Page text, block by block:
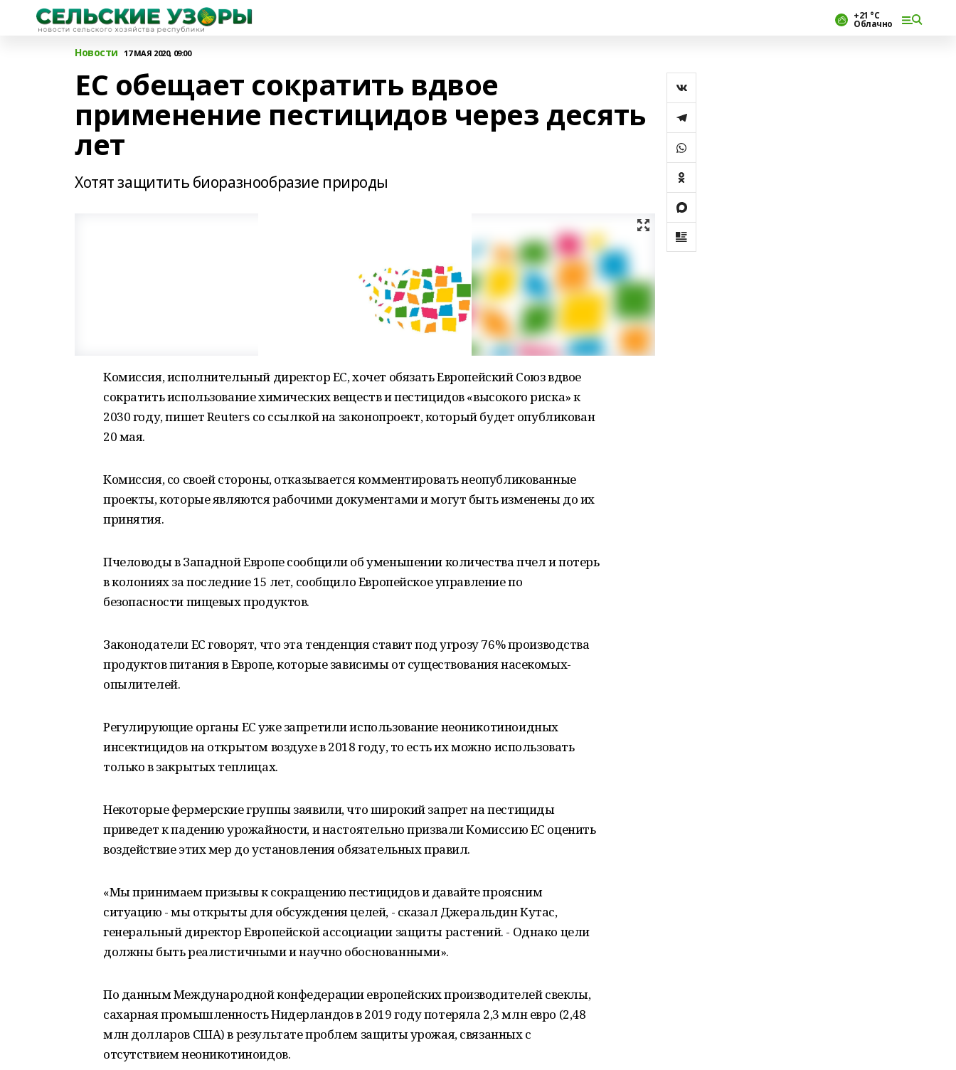
+21 °С
Облачно
Новости 17 МАЯ 2020, 09:00
ЕС обещает сократить вдвое
применение пестицидов через десять
лет
Хотят защитить биоразнообразие природы
Комиссия, исполнительный директор ЕС, хочет обязать Европейский Союз вдвое
сократить использование химических веществ и пестицидов «высокого риска» к
2030 году, пишет Reuters со ссылкой на законопроект, который будет опубликован
20 мая.
Комиссия, со своей стороны, отказывается комментировать неопубликованные
проекты, которые являются рабочими документами и могут быть изменены до их
принятия.
Пчеловоды в Западной Европе сообщили об уменьшении количества пчел и потерь
в колониях за последние 15 лет, сообщило Европейское управление по
безопасности пищевых продуктов.
Законодатели ЕС говорят, что эта тенденция ставит под угрозу 76% производства
продуктов питания в Европе, которые зависимы от существования насекомых-
опылителей.
Регулирующие органы ЕС уже запретили использование неоникотиноидных
инсектицидов на открытом воздухе в 2018 году, то есть их можно использовать
только в закрытых теплицах.
Некоторые фермерские группы заявили, что широкий запрет на пестициды
приведет к падению урожайности, и настоятельно призвали Комиссию ЕС оценить
воздействие этих мер до установления обязательных правил.
«Мы принимаем призывы к сокращению пестицидов и давайте проясним
ситуацию - мы открыты для обсуждения целей, - сказал Джеральдин Кутас,
генеральный директор Европейской ассоциации защиты растений. - Однако цели
должны быть реалистичными и научно обоснованными».
По данным Международной конфедерации европейских производителей свеклы,
сахарная промышленность Нидерландов в 2019 году потеряла 2,3 млн евро (2,48
млн долларов США) в результате проблем защиты урожая, связанных с
отсутствием неоникотиноидов.